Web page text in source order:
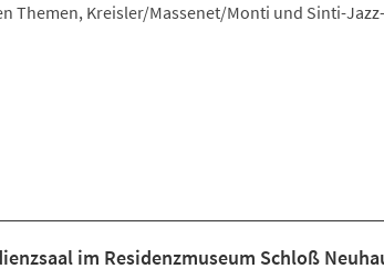
Themen, Kreisler/Massenet/Monti und Sinti-Jazz-
im Residenzmuseum Schloß